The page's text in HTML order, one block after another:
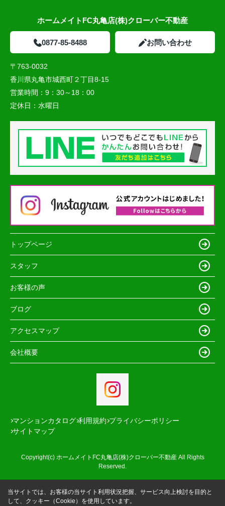
ホームメイトFC丸亀店(株)クローバー不動産
0877-85-8488 お問い合わせ
〒763-0032
香川県丸亀市城西町２丁目8-15
営業時間： 9：30～18：00
定休日： 水曜日
トップページ
スタッフ
お客様の声
ブログ
アクセスマップ
会社概要
マンションカタログ 利用規約 プライバシーポリシー
サイトマップ
Copyright(c) ホームメイトFC丸亀店(株)クローバー不動産 All Rights
Reserved.
当サイトでは、お客様の当サイト利用状況把握、サービス向上検討を目的と
して、クッキー（Cookie）を使用しています。